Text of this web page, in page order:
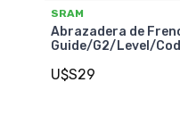
SRAM
Abrazadera de
Guide/G2/Level/
U$S29